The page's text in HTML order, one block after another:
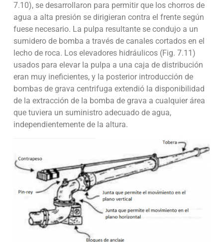
7.10), se desarrollaron para permitir que los chorros de
agua a alta presión se dirigieran contra el frente según
fuese necesario. La pulpa resultante se condujo a un
sumidero de bomba a través de canales cortados en el
lecho de roca. Los elevadores hidráulicos (Fig. 7.11)
usados para elevar la pulpa a una caja de distribución
eran muy ineficientes, y la posterior introducción de
bombas de grava centrifuga extendió la disponibilidad
de la extracción de la bomba de grava a cualquier área
que tuviera un suministro adecuado de agua,
independientemente de la altura.